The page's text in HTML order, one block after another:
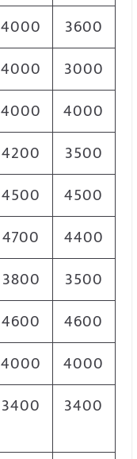
4000
3600
4000
3000
4000
4000
4200
3500
4500
4500
4700
4400
3800
3500
4600
4600
4000
4000
3400 3400